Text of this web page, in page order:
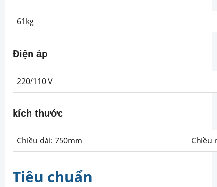
61kg
Điện áp
220/110 V
kích thước
Chiều dài: 750mm Chiều
Tiêu chuẩn